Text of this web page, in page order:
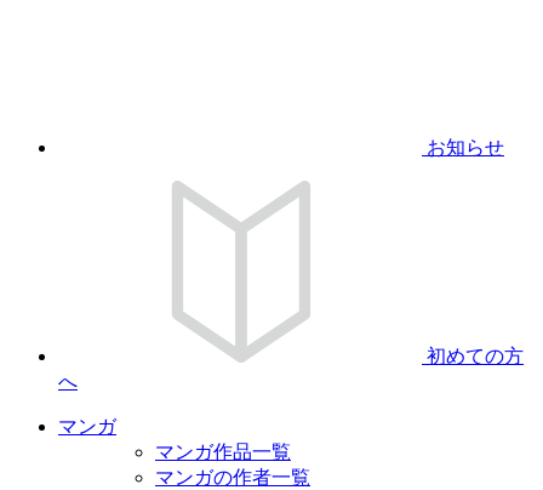
お知らせ
初めての方
へ
マンガ
マンガ作品一覧
マンガの作者一覧